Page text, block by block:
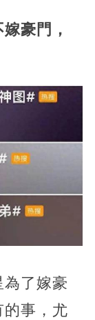
豪門，
為了嫁豪
的事，尤